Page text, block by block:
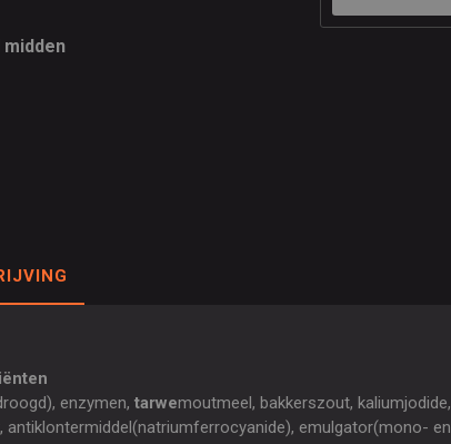
enzymen, tarwemoutmeel, bakkerszout, kaliumjodide,
antiklontermiddel(natriumferrocyanide), emulgator(mono- en